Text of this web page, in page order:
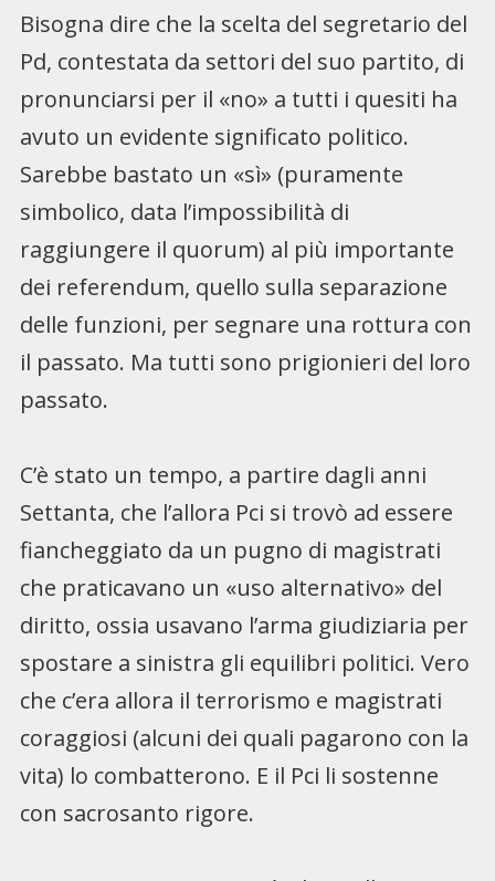
Bisogna dire che la scelta del segretario del
Pd, contestata da settori del suo partito, di
pronunciarsi per il «no» a tutti i quesiti ha
avuto un evidente significato politico.
Sarebbe bastato un «sì» (puramente
simbolico, data l’impossibilità di
raggiungere il quorum) al più importante
dei referendum, quello sulla separazione
delle funzioni, per segnare una rottura con
il passato. Ma tutti sono prigionieri del loro
passato.
C’è stato un tempo, a partire dagli anni
Settanta, che l’allora Pci si trovò ad essere
fiancheggiato da un pugno di magistrati
che praticavano un «uso alternativo» del
diritto, ossia usavano l’arma giudiziaria per
spostare a sinistra gli equilibri politici. Vero
che c’era allora il terrorismo e magistrati
coraggiosi (alcuni dei quali pagarono con la
vita) lo combatterono. E il Pci li sostenne
con sacrosanto rigore.